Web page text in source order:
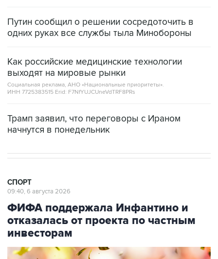
Путин сообщил о решении сосредоточить в
одних руках все службы тыла Минобороны
Как российские медицинские технологии
выходят на мировые рынки
Социальная реклама, АНО «Национальные приоритеты».
ИНН 7725383515 Erid: F7NfYUJCUneVdTRF8PRs
Трамп заявил, что переговоры с Ираном
начнутся в понедельник
СПОРТ
09:40, 6 августа 2026
ФИФА поддержала Инфантино и
отказалась от проекта по частным
инвесторам